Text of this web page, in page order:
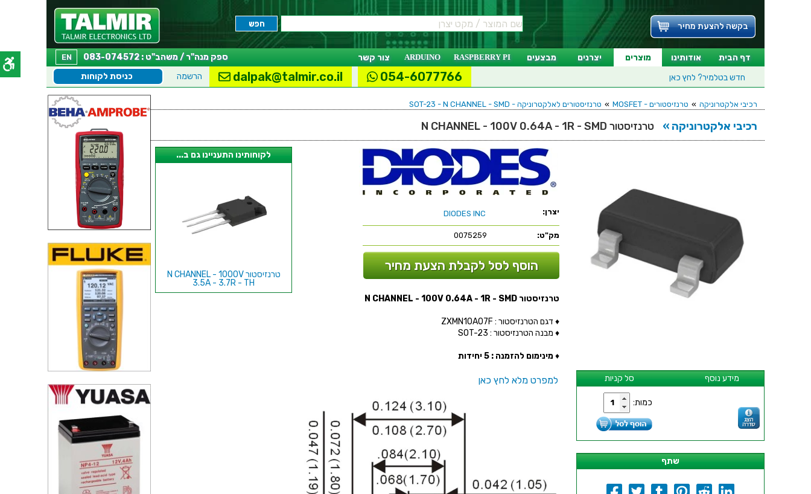
בקשה להצעת מחיר
דף הבית אודותינו מוצרים יצרנים מבצעים RASPBERRY PI
ARDUINO צור קשר EN
ספק מנה"ר / משהב"ט : 083-074572
חדש בטלמיר? לחץ כאן כניסת לקוחות הרשמה dalpak@talmir.co.il 054-6077766
רכיבי אלקטרוניקה » טרנזיסטורים - MOSFET » טרנזיסטורים לאלקטרוניקה - SOT-23 - N CHANNEL - SMD
רכיבי אלקטרוניקה » טרנזיסטור N CHANNEL - 100V 0.64A - 1R - SMD
סל קניות מידע נוסף
כמות:
שתף
יצרן: DIODES INC
מק"ט: 0075259
הוסף לסל לקבלת הצעת מחיר
לקוחותינו התעניינו גם ב...
טרנזיסטור N CHANNEL - 1000V
3.5A - 3.7R - TH
טרנזיסטור N CHANNEL - 100V 0.64A - 1R - SMD
♦ דגם הטרנזיסטור : ZXMN10A07F
♦ מבנה הטרנזיסטור : SOT-23
♦מינימום להזמנה : 5 יחידות
למפרט מלא לחץ כאן